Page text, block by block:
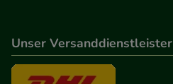
Unser Versanddienstleister